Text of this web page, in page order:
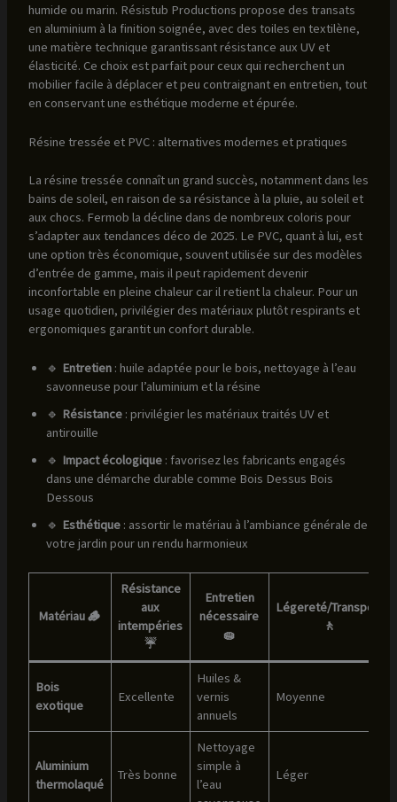
humide ou marin. Résistub Productions propose des transats
en aluminium à la finition soignée, avec des toiles en textilène,
une matière technique garantissant résistance aux UV et
élasticité. Ce choix est parfait pour ceux qui recherchent un
mobilier facile à déplacer et peu contraignant en entretien, tout
en conservant une esthétique moderne et épurée.
Résine tressée et PVC : alternatives modernes et pratiques
La résine tressée connaît un grand succès, notamment dans les
bains de soleil, en raison de sa résistance à la pluie, au soleil et
aux chocs. Fermob la décline dans de nombreux coloris pour
s’adapter aux tendances déco de 2025. Le PVC, quant à lui, est
une option très économique, souvent utilisée sur des modèles
d’entrée de gamme, mais il peut rapidement devenir
inconfortable en pleine chaleur car il retient la chaleur. Pour un
usage quotidien, privilégier des matériaux plutôt respirants et
ergonomiques garantit un confort durable.
🔹 Entretien: huile adaptée pour le bois, nettoyage à l’eau
savonneuse pour l’aluminium et la résine
🔹 Résistance: privilégier les matériaux traités UV et
antirouille
🔹 Impact écologique: favorisez les fabricants engagés
dans une démarche durable comme Bois Dessus Bois
Dessous
🔹 Esthétique: assortir le matériau à l’ambiance générale de
votre jardin pour un rendu harmonieux
Matériau 🪵
Résistance
aux
intempéries
☔
Entretien
nécessaire
🧽
Légereté/Transport
🚶
Bois
exotique
Excellente
Huiles &
vernis
annuels
Moyenne
Aluminium
thermolaqué
Très bonne
Nettoyage
simple à
l’eau
Léger